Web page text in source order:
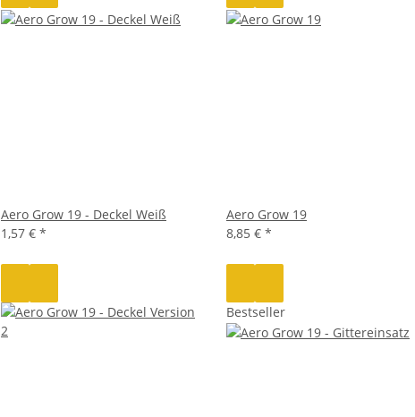
Aero Grow 19 - Deckel Weiß
1,57 € *
Aero Grow 19
8,85 € *
Bestseller